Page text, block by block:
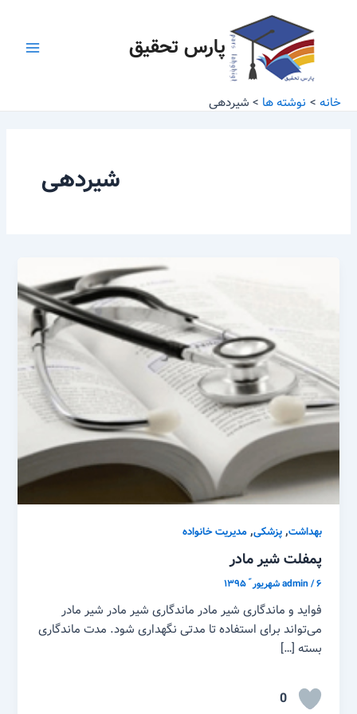
پارس تحقیق
خانه نوشته ها شیردهی
شیردهی
بهداشت,پزشکی,مدیریت خانواده
پمفلت شیر مادر
admin/۶ شهریور ّ ۱۳۹۵
فواید و ماندگاری شیر مادر ماندگاری شیر مادر شیر مادر
می‌تواند برای استفاده تا مدتی نگهداری شود. مدت ماندگاری
بسته […]
0